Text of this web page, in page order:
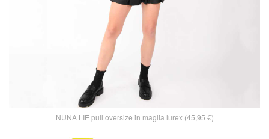
NUNA LIE pull oversize in maglia lurex (45,95 €)